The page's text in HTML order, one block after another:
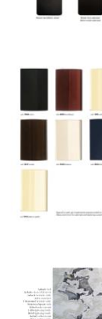
Москве
10 рабочих
при
ресурсов.
полную